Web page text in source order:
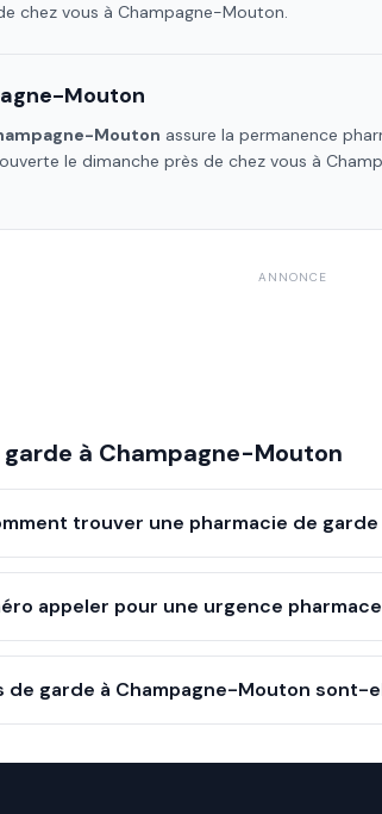
chez vous à Champagne-Mouton.
Mouton
Mouton assure la permanence
le dimanche près de chez vous à
ANNONCE
à Champagne-Mouton
trouver une pharmacie de
appeler pour une urgence
de garde à Champagne-Mouton